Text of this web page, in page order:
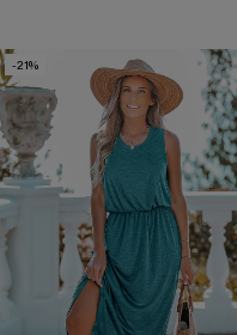
-21%